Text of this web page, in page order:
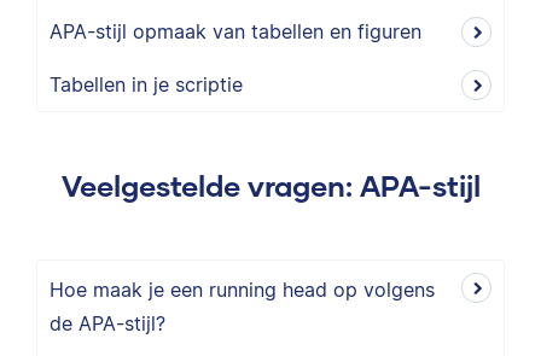
APA-stijl opmaak van tabellen en figuren
Tabellen in je scriptie
Veelgestelde vragen: APA-stijl
Hoe maak je een running head op volgens
de APA-stijl?